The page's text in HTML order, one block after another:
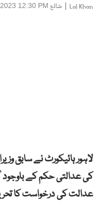
Lal Khan
| شائع 12:30 PM
لاہور ہائیکورٹ نے سابق
کی عدالتی حکم کے باوجود
عدالت کی درخواست کا